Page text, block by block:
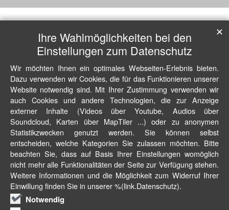
Ihre Wahlmöglichkeiten bei den
Einstellungen zum Datenschutz
Wir möchten Ihnen ein optimales Webseiten-Erlebnis bieten.
Dazu verwenden wir Cookies, die für das Funktionieren unserer
Website notwendig sind. Mit Ihrer Zustimmung verwenden wir
auch Cookies und andere Technologien, die zur Anzeige
externer Inhalte (Videos über Youtube, Audios über
Soundcloud, Karten über MapTiler ...) oder zu anonymen
Statistikzwecken genutzt werden. Sie können selbst
entscheiden, welche Kategorien Sie zulassen möchten. Bitte
beachten Sie, dass auf Basis Ihrer Einstellungen womöglich
nicht mehr alle Funktionalitäten der Seite zur Verfügung stehen.
Weitere Informationen und die Möglichkeit zum Widerruf Ihrer
Einwillung finden Sie in unserer %(link.Datenschutz).
Notwendig
✕